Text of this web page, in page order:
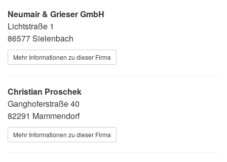
Neumair & Grieser GmbH
Lichtstraße 1
86577 Sielenbach
Mehr Informationen zu dieser Firma
Christian Proschek
Ganghoferstraße 40
82291 Mammendorf
Mehr Informationen zu dieser Firma